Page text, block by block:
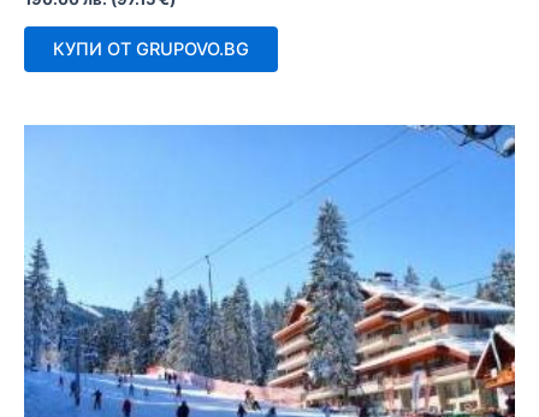
с
0
КУПИ ОТ GRUPOVO.BG